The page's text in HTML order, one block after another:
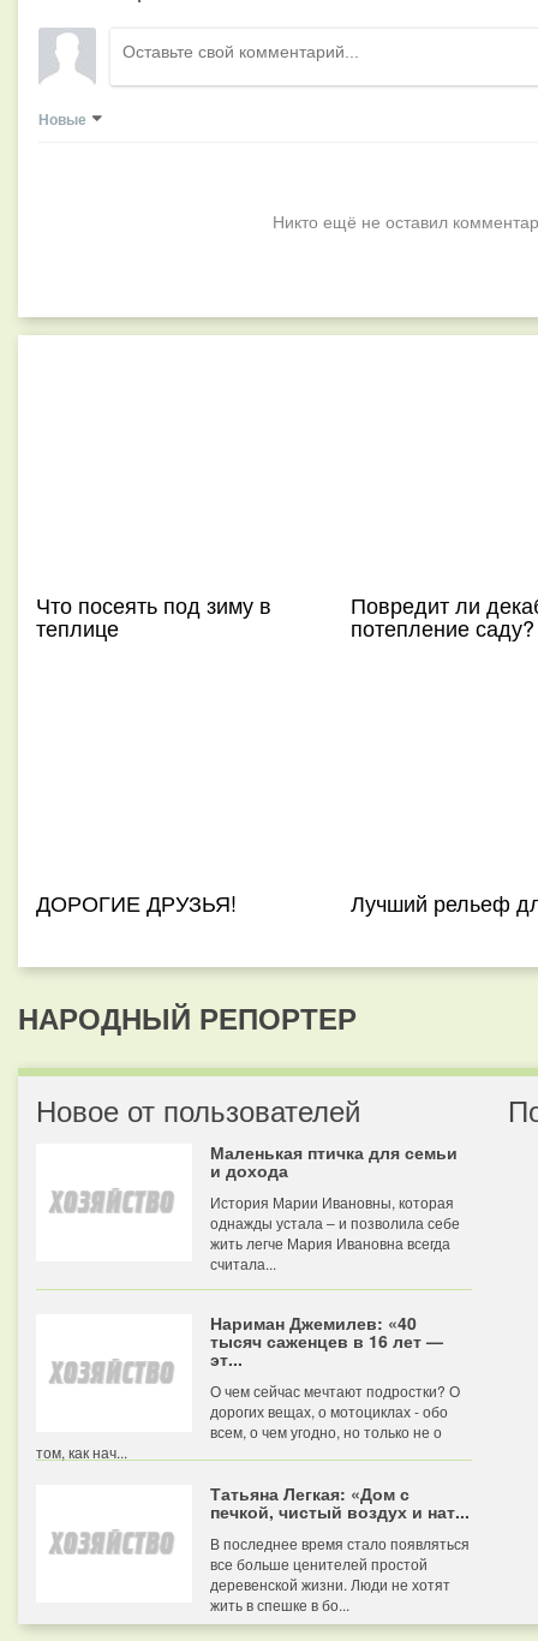
Новые
Никто ещё не оставил
Что посеять под зиму в
теплице
Повредит ли
потепление саду?
ДОРОГИЕ ДРУЗЬЯ! Лучший рельеф
НАРОДНЫЙ РЕПОРТЕР
Новое от пользователей
Маленькая птичка для семьи
и дохода
История Марии Ивановны, которая
однажды устала – и позволила себе
жить легче Мария Ивановна всегда
считала...
Нариман Джемилев: «40
тысяч саженцев в 16 лет —
эт...
О чем сейчас мечтают подростки? О
дорогих вещах, о мотоциклах - обо
всем, о чем угодно, но только не о
том, как нач...
Татьяна Легкая: «Дом с
печкой, чистый воздух и нат...
В последнее время стало появляться
все больше ценителей простой
деревенской жизни. Люди не хотят
жить в спешке в бо...